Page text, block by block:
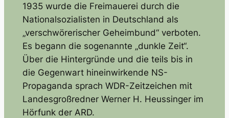
1935 wurde die Freimauerei durch die
Nationalsozialisten in Deutschland als
„verschwörerischer Geheimbund“ verboten.
Es begann die sogenannte „dunkle Zeit“.
Über die Hintergründe und die teils bis in
die Gegenwart hineinwirkende NS-
Propaganda sprach WDR-Zeitzeichen mit
Landesgroßredner Werner H. Heussinger im
Hörfunk der ARD.